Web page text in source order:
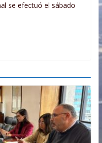
se efectuó el sábado